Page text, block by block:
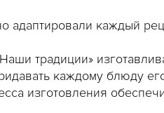
адаптировали каждый
традиции»
каждому блюду
изготовления